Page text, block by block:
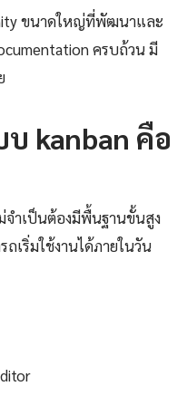
ขนาดใหญ่ที่พัฒนาและ
ครบถ้วน มี
บ kanban คือ
จำเป็นต้องมีพื้นฐานขั้นสูง
เริ่มใช้งานได้ภายในวัน